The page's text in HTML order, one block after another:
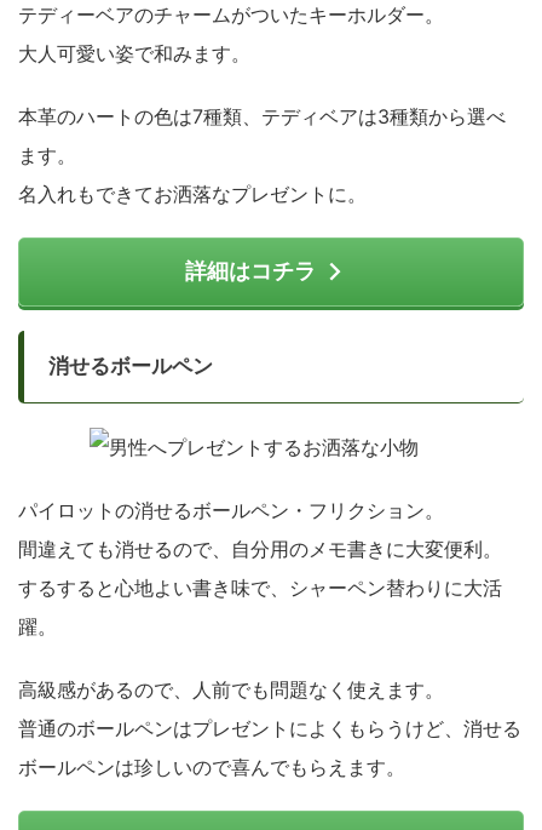
テディーベアのチャームがついたキーホルダー。
大人可愛い姿で和みます。
本革のハートの色は7種類、テディベアは3種類から選べ
ます。
名入れもできてお洒落なプレゼントに。
詳細はコチラ
消せるボールペン
パイロットの消せるボールペン・フリクション。
間違えても消せるので、自分用のメモ書きに大変便利。
するすると心地よい書き味で、シャーペン替わりに大活
躍。
高級感があるので、人前でも問題なく使えます。
普通のボールペンはプレゼントによくもらうけど、消せる
ボールペンは珍しいので喜んでもらえます。